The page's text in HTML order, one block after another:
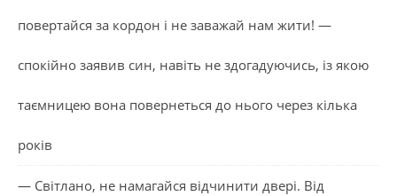
повертайся за кордон і не заважай нам жити! —
спокійно заявив син, навіть не здогадуючись, із якою
таємницею вона повернеться до нього через кілька
років
— Світлано, не намагайся відчинити двері. Від